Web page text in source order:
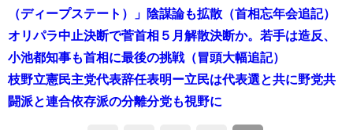
（ディープステート）」陰謀論も拡散（首相忘年会追記）
オリパラ中止決断で菅首相５月解散決断か。若手は造反、
小池都知事も首相に最後の挑戦（冒頭大幅追記）
枝野立憲民主党代表辞任表明ー立民は代表選と共に野党共
闘派と連合依存派の分離分党も視野に